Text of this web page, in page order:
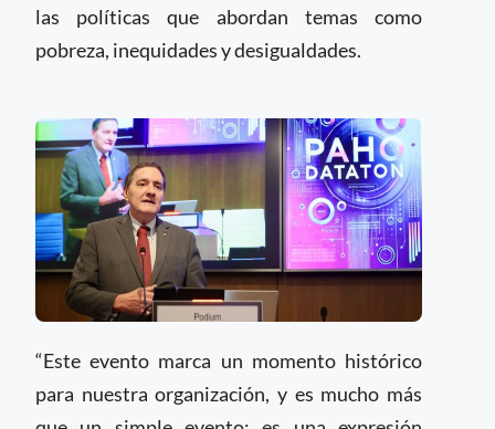
las políticas que abordan temas como
pobreza, inequidades y desigualdades.
“Este evento marca un momento histórico
para nuestra organización, y es mucho más